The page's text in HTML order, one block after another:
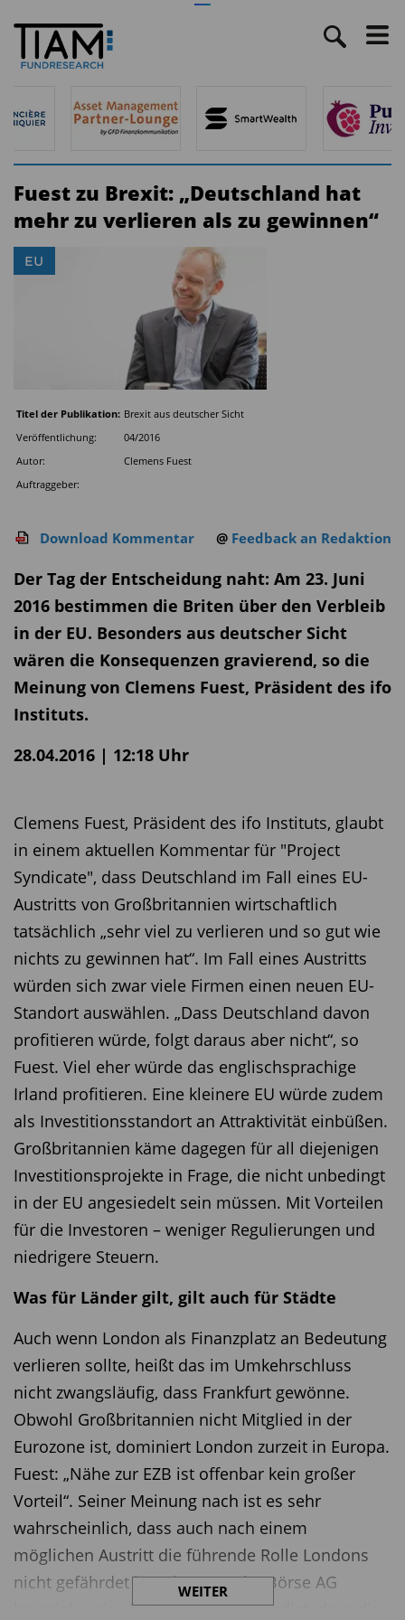
Fuest zu Brexit: „Deutschland hat
mehr zu verlieren als zu gewinnen“
EU
Titel der Publikation: Brexit aus deutscher Sicht
Veröffentlichung:
04/2016
Autor:
Clemens Fuest
Auftraggeber:
Download Kommentar @ Feedback an Redaktion
Der Tag der Entscheidung naht: Am 23. Juni
2016 bestimmen die Briten über den Verbleib
in der EU. Besonders aus deutscher Sicht
wären die Konsequenzen gravierend, so die
Meinung von Clemens Fuest, Präsident des ifo
Instituts.
28.04.2016 | 12:18 Uhr
Clemens Fuest, Präsident des ifo Instituts, glaubt
in einem aktuellen Kommentar für "Project
Syndicate", dass Deutschland im Fall eines EU-
Austritts von Großbritannien wirtschaftlich
tatsächlich „sehr viel zu verlieren und so gut wie
nichts zu gewinnen hat“. Im Fall eines Austritts
würden sich zwar viele Firmen einen neuen EU-
Standort auswählen. „Dass Deutschland davon
profitieren würde, folgt daraus aber nicht“, so
Fuest. Viel eher würde das englischsprachige
Irland profitieren. Eine kleinere EU würde zudem
als Investitionsstandort an Attraktivität einbüßen.
Großbritannien käme dagegen für all diejenigen
Investitionsprojekte in Frage, die nicht unbedingt
in der EU angesiedelt sein müssen. Mit Vorteilen
für die Investoren – weniger Regulierungen und
niedrigere Steuern.
Was für Länder gilt, gilt auch für Städte
Auch wenn London als Finanzplatz an Bedeutung
verlieren sollte, heißt das im Umkehrschluss
nicht zwangsläufig, dass Frankfurt gewönne.
Obwohl Großbritannien nicht Mitglied in der
Eurozone ist, dominiert London zurzeit in Europa.
Fuest: „Nähe zur EZB ist offenbar kein großer
Vorteil“. Seiner Meinung nach ist es sehr
wahrscheinlich, dass auch nach einem
möglichen Austritt die führende Rolle Londons
nicht gefährdet ist. Die Deutsche Börse AG
beispielsweise hat bereits angekündigt, dass die
WEITER